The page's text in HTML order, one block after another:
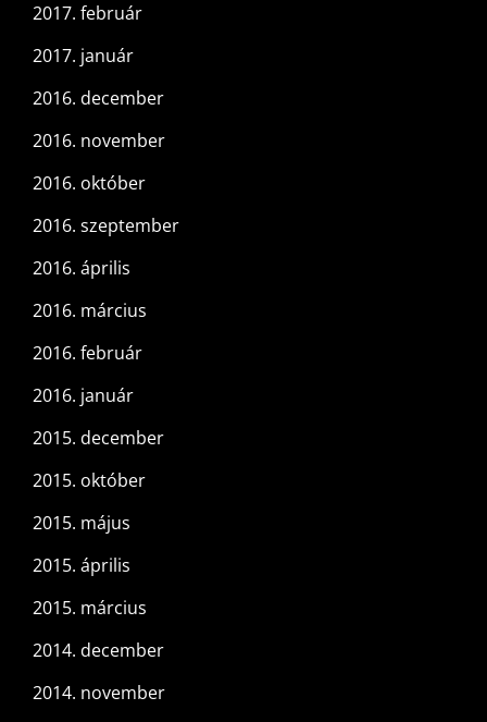
2017. február
2017. január
2016. december
2016. november
2016. október
2016. szeptember
2016. április
2016. március
2016. február
2016. január
2015. december
2015. október
2015. május
2015. április
2015. március
2014. december
2014. november